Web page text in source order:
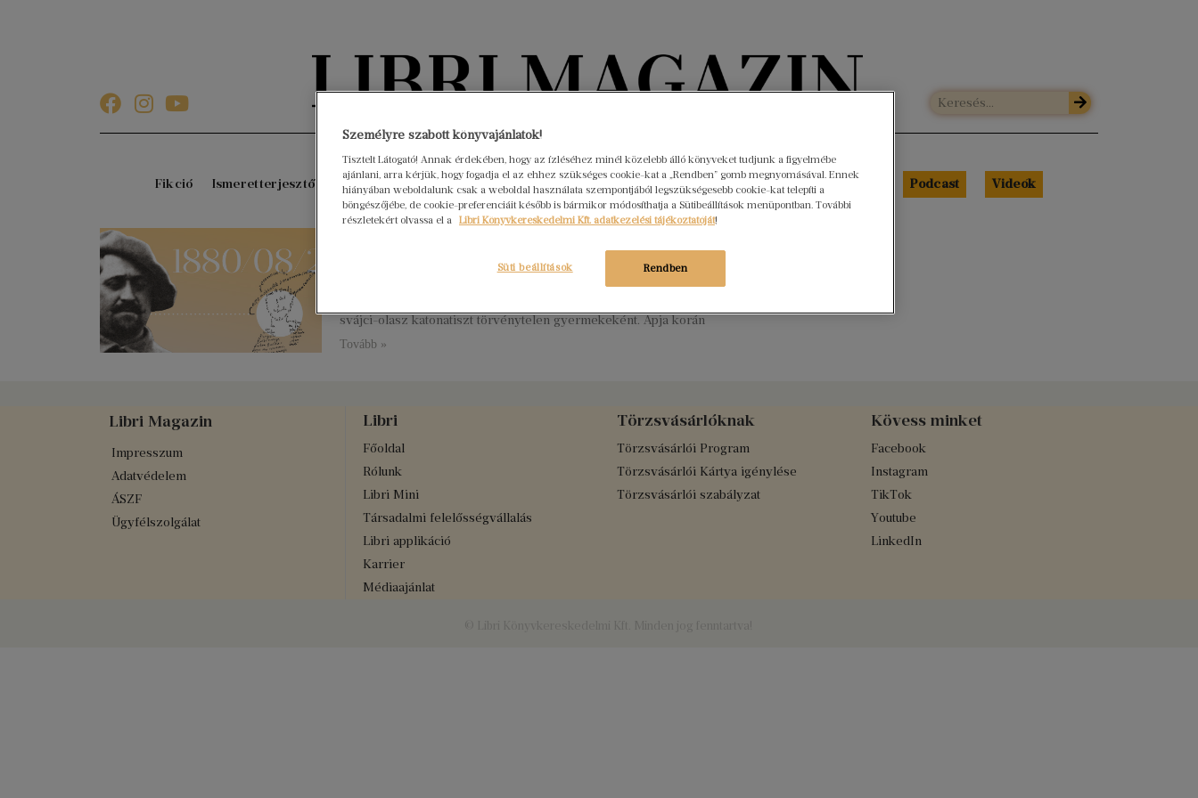
Könyvektől az olvasókig
Fikció Ismeretterjesztő Gyerekkönyvek Interjúk Beleolvasó A hónap könyvei HÍREK Libri Portré Podcast Videók
Nincs hozzászólás
Francia költő, író, drámaíró, műkritikus. Wilhelm Albert Vladimir Apollinaris
svájci-olasz katonatiszt törvénytelen gyermekeként. Apja korán
Tovább »
Libri Magazin
Impresszum
Adatvédelem
ÁSZF
Ügyfélszolgálat
Libri
Főoldal
Rólunk
Libri Mini
Társadalmi felelősségvállalás
Libri applikáció
Karrier
Médiaajánlat
Törzsvásárlóknak
Törzsvásárlói Program
Törzsvásárlói Kártya igénylése
Törzsvásárlói szabályzat
Kövess minket
Facebook
Instagram
TikTok
Youtube
LinkedIn
Személyre szabott könyvajánlatok!
Tisztelt Látogató! Annak érdekében, hogy az ízléséhez minél közelebb álló könyveket tudjunk a figyelmébe
ajánlani, arra kérjük, hogy fogadja el az ehhez szükséges cookie-kat a „Rendben” gomb megnyomásával. Ennek
hiányában weboldalunk csak a weboldal használata szempontjából legszükségesebb cookie-kat telepíti a
böngészőjébe, de cookie-preferenciáit később is bármikor módosíthatja a Sütibeállítások menüpontban. További
részletekért olvassa el a Libri Könyvkereskedelmi Kft. adatkezelési tájékoztatóját!
Rendben
Süti beállítások